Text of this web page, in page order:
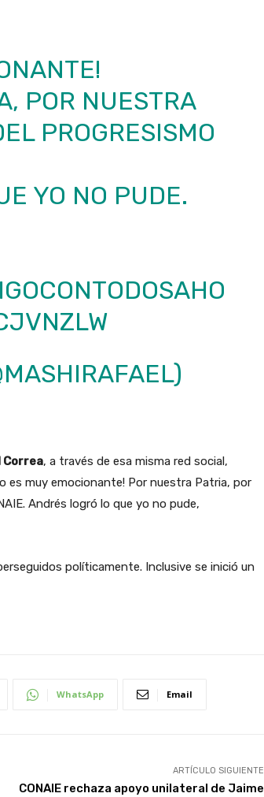
POR NUESTRA
PROGRESISMO
YO NO PUDE.
Correa, a través de esa misma red social,
es muy emocionante! Por nuestra Patria, por
Andrés logró lo que yo no pude,
políticamente. Inclusive se inició un
WhatsApp Email
ARTÍCULO SIGUIENTE
CONAIE rechaza apoyo unilateral de Jaime